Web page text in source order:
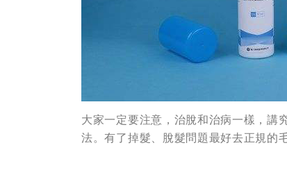
大家一定要注意，治脫和治病一樣，講
法。有了掉髮、脫髮問題最好去正規的